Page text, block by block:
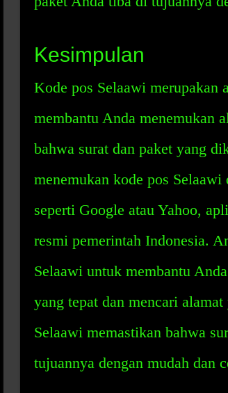
Kesimpulan
Kode pos Selaawi merupakan
membantu Anda menemukan
bahwa surat dan paket yang
menemukan kode pos
seperti Google atau Yahoo,
resmi pemerintah Indonesia.
Selaawi untuk membantu
yang tepat dan mencari
Selaawi memastikan bahwa
tujuannya dengan mudah dan